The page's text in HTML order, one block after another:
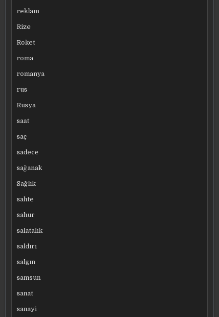
reklam
Rize
Roket
roma
romanya
rus
Rusya
saat
saç
sadece
sağanak
Sağlık
sahte
sahur
salatalık
saldırı
salgın
samsun
sanat
sanayi